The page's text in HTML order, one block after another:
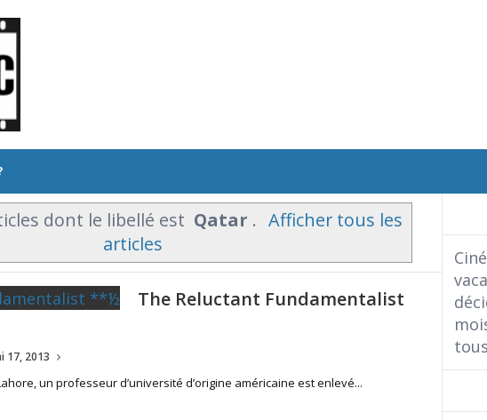
dont le libellé est Qatar . Afficher tous les
articles
The Reluctant Fundamentalist
17, 2013
un professeur d’université d’origine américaine est enlevé...